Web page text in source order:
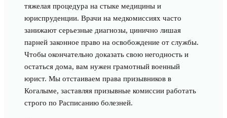
тяжелая процедура на стыке медицины и
юриспруденции. Врачи на медкомиссиях часто
занижают серьезные диагнозы, цинично лишая
парней законное право на освобождение от службы.
Чтобы окончательно доказать свою негодность и
остаться дома, вам нужен грамотный военный
юрист. Мы отстаиваем права призывников в
Когалыме, заставляя призывные комиссии работать
строго по Расписанию болезней.